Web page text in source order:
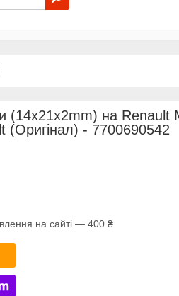
(14x21x2mm) на Renault
- 7700690542
на сайті — 400 ₴